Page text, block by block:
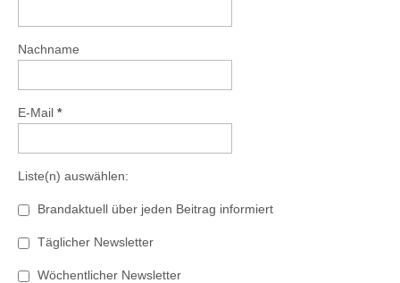
Nachname
E-Mail *
Liste(n) auswählen:
Brandaktuell über jeden Beitrag informiert
Täglicher Newsletter
Wöchentlicher Newsletter